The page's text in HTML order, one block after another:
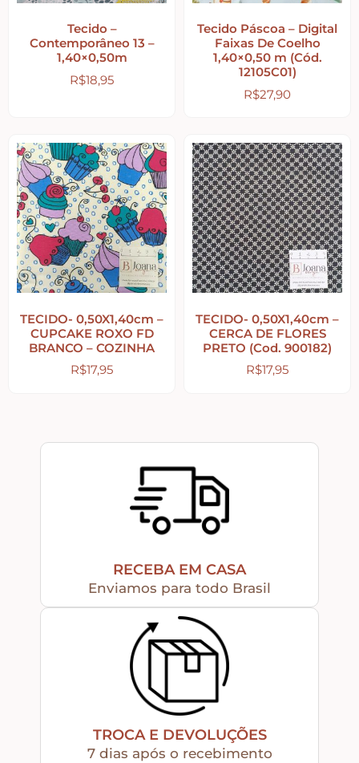
Jardim – Garden – Pássaros – Borboletas –
Bicicletas
Pet – Animais
Placas de MDF
Mesa Posta Coração
Plaquinhas – Fundos – Molduras e Shaker Box
Amor – Love – Coração
Farmácia – medicamentos – remédios
Apliques em Geral
Viagem – Relógios – Engrenagens – Cinema
Tecido –
Contemporâneo 13 –
1,40×0,50m
R$18,95
Tecido Páscoa – Digital
Faixas De Coelho
1,40×0,50 m (Cód.
12105C01)
R$27,90
TECIDO- 0,50X1,40cm –
CUPCAKE ROXO FD
BRANCO – COZINHA
R$17,95
TECIDO- 0,50X1,40cm –
CERCA DE FLORES
PRETO (Cod. 900182)
R$17,95
RECEBA EM CASA
Enviamos para todo Brasil
TROCA E DEVOLUÇÕES
7 dias após o recebimento